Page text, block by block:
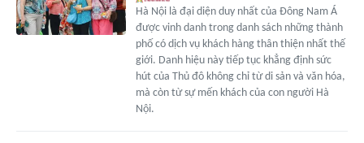
Hà Nội là đại diện duy nhất của Đông Nam Á
được vinh danh trong danh sách những thành
phố có dịch vụ khách hàng thân thiện nhất thế
giới. Danh hiệu này tiếp tục khẳng định sức
hút của Thủ đô không chỉ từ di sản và văn hóa,
mà còn từ sự mến khách của con người Hà
Nội.